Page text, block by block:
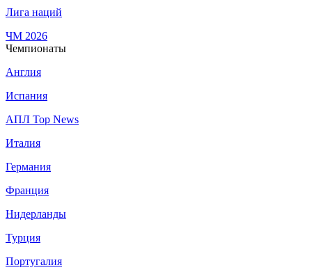
Лига наций
ЧМ 2026
Чемпионаты
Англия
Испания
АПЛ Top News
Италия
Германия
Франция
Нидерланды
Турция
Португалия